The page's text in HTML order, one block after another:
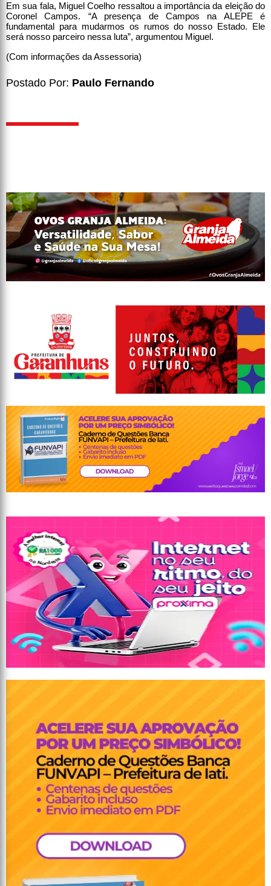
Em sua fala, Miguel Coelho ressaltou a importância da eleição do
Coronel Campos. “A presença de Campos na ALEPE é
fundamental para mudarmos os rumos do nosso Estado. Ele
será nosso parceiro nessa luta”, argumentou Miguel.
(Com informações da Assessoria)
Postado Por: Paulo Fernando